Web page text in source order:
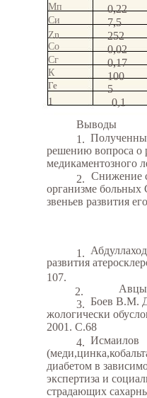
Мп 0,22
Си 7,5
Zn 252
Со 0,02
Сг 0,17
К 100
Ге 5
1 0,1
Выводы
1.
решению вопроса о
медикаментозного
2. Снижение
организме больных
звеньев развития
1.
развития
107.
2.
3. Боев В.М.
жологически
2001. С.68
4. Исмаилов
диабетом в
экспертиза и
страдающих